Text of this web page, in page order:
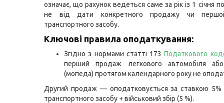
означає, що рахунок ведеться саме за рік із 1 січня
не від дати конкретного продажу чи першої
транспортного засобу.
Ключові правила оподаткування:
Згідно з нормами статті 173Податкового
перший продаж легкового автомобіля
(мопеда) протягом календарного року не
Другий продаж — оподатковується за ставкою 5%
транспортного засобу + військовий збір (5 %).